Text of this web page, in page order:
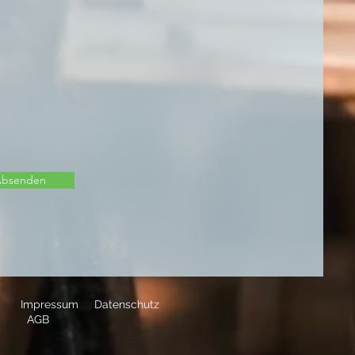
Impressum
Datenschutz
AGB